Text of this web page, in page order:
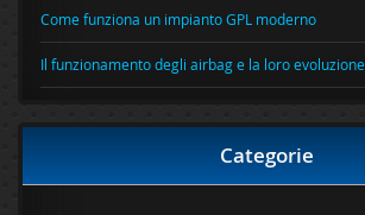
Come funziona un impianto GPL moderno
Il funzionamento degli airbag e la loro evoluzione
Categorie